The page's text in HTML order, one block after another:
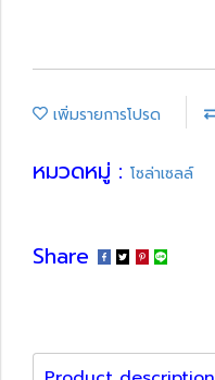
เพิ่มรายการโปรด
หมวดหมู่ : โซล่าเซลล์
Share